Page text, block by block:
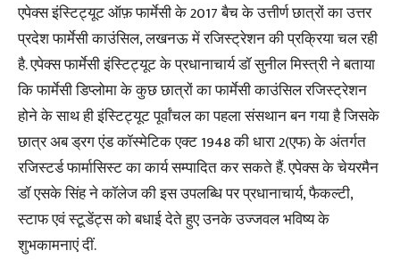
एपेक्स इंस्टिट्यूट ऑफ़ फार्मेसी के 2017 बैच के उत्तीर्ण छात्रों का उत्तर
प्रदेश फार्मेसी काउंसिल, लखनऊ में रजिस्ट्रेशन की प्रक्रिया चल रही
है. एपेक्स फार्मेसी इंस्टिट्यूट के प्रधानाचार्य डॉ सुनील मिस्त्री ने बताया
कि फार्मेसी डिप्लोमा के कुछ छात्रों का फार्मेसी काउंसिल रजिस्ट्रेशन
होने के साथ ही इंस्टिट्यूट पूर्वांचल का पहला संसथान बन गया है जिसके
छात्र अब ड्रग एंड कॉस्मेटिक एक्ट 1948 की धारा 2(एफ) के अंतर्गत
रजिस्टर्ड फार्मासिस्ट का कार्य सम्पादित कर सकते हैं. एपेक्स के चेयरमैन
डॉ एसके सिंह ने कॉलेज की इस उपलब्धि पर प्रधानाचार्य, फैकल्टी,
स्टाफ एवं स्टूडेंट्स को बधाई देते हुए उनके उज्जवल भविष्य के
शुभकामनाएं दीं.